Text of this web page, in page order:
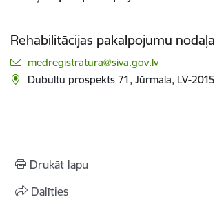
Rehabilitācijas pakalpojumu nodaļa
E-pasts:
medregistratura@siva.gov.lv
Dubultu prospekts 71, Jūrmala, LV-2015
Drukāt lapu
Dalīties